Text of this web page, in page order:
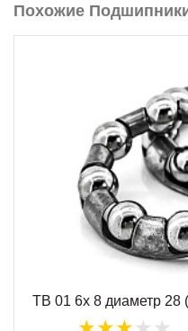
Похожие
TB 01 6x 8 диаметр 28